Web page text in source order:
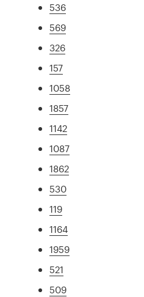
536
569
326
157
1058
1857
1142
1087
1862
530
119
1164
1959
521
509